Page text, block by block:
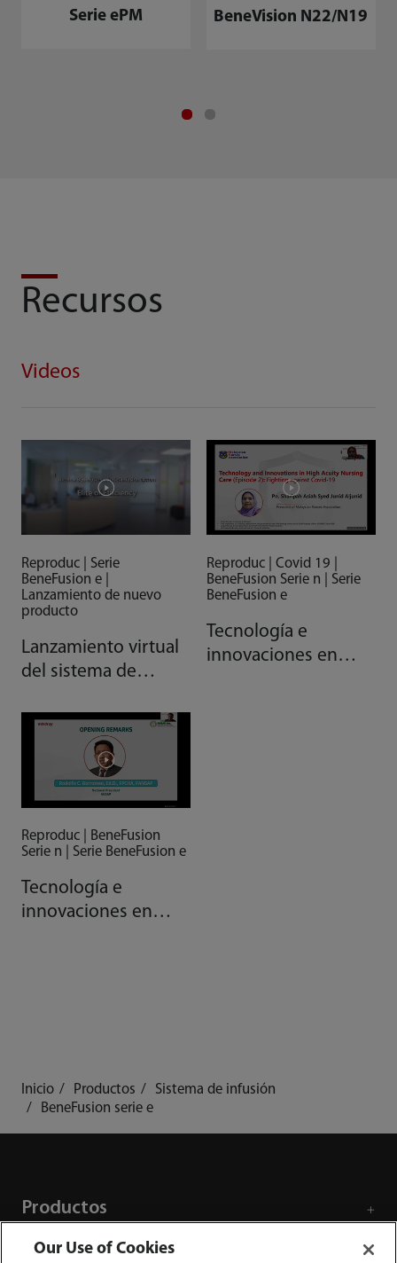
Serie ePM BeneVision N22/N19
Recursos
Videos
Reproduc | Serie
BeneFusion e |
Lanzamiento de nuevo
producto
Lanzamiento virtual
del sistema de
serie e
Reproduc | Covid 19 |
BeneFusion Serie n | Serie
BeneFusion e
Tecnología e
innovaciones en
Reproduc | BeneFusion
Serie n | Serie BeneFusion e
Tecnología e
innovaciones en
Inicio Productos
Sistema de infusión
BeneFusion serie e
Productos
Our Use of Cookies